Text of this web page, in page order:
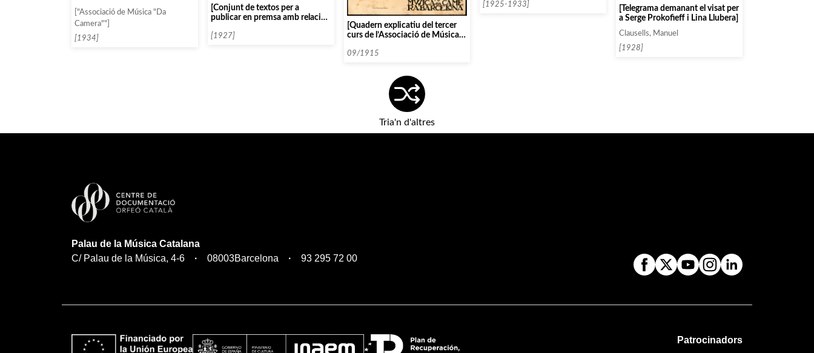
maig de 1934]
["Associació de Música "Da
Camera""]
[1934]
[Conjunt de textos per a
publicar en premsa amb relació
[1927]
[Quadern explicatiu del tercer
curs de l’Associació de Música
09/1915
Cambra]
[1925-1933]
[Telegrama demanant el visat per
a Serge Prokofieff i Lina Llubera]
Clausells, Manuel
[1928]
Tria'n d'altres
Palau de la Música Catalana
C/ Palau de la Música, 4-6
08003Barcelona 93 295 72 00
Patrocinadors